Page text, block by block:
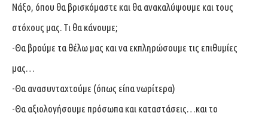
Νάξο, όπου θα βρισκόμαστε και θα ανακαλύψουμε και τους
στόχους μας. Τι θα κάνουμε;
-Θα βρούμε τα θέλω μας και να εκπληρώσουμε τις επιθυμίες
μας…
-Θα ανασυνταχτούμε (όπως είπα νωρίτερα)
-Θα αξιολογήσουμε πρόσωπα και καταστάσεις…και το